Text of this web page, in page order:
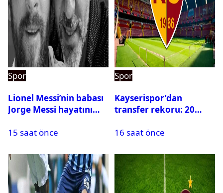
Spor
Lionel Messi’nin babası
Jorge Messi hayatını
15 saat önce
Spor
Kayserispor’dan
transfer rekoru: 20
16 saat önce